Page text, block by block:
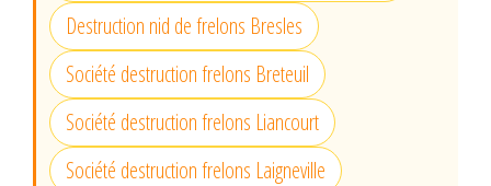
Destruction nid de frelons Bresles
Société destruction frelons Breteuil
Société destruction frelons Liancourt
Société destruction frelons Laigneville